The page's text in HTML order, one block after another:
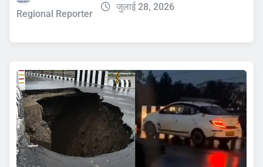
Regional Reporter
जुलाई 28, 2026